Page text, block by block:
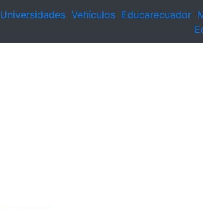
Universidades Vehículos Educarecuador